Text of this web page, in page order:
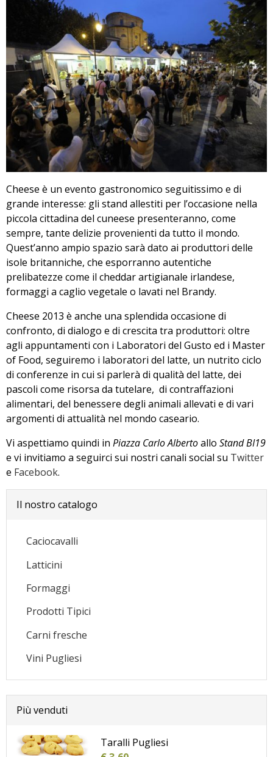
Cheese è un evento gastronomico seguitissimo e di
grande interesse: gli stand allestiti per l’occasione nella
piccola cittadina del cuneese presenteranno, come
sempre, tante delizie provenienti da tutto il mondo.
Quest’anno ampio spazio sarà dato ai produttori delle
isole britanniche, che esporranno autentiche
prelibatezze come il cheddar artigianale irlandese,
formaggi a caglio vegetale o lavati nel Brandy.
Cheese 2013 è anche una splendida occasione di
confronto, di dialogo e di crescita tra produttori: oltre
agli appuntamenti con i Laboratori del Gusto ed i Master
of Food, seguiremo i laboratori del latte, un nutrito ciclo
di conferenze in cui si parlerà di qualità del latte, dei
pascoli come risorsa da tutelare, di contraffazioni
alimentari, del benessere degli animali allevati e di vari
argomenti di attualità nel mondo caseario.
Vi aspettiamo quindi in Piazza Carlo Albertoallo Stand BI19
e vi invitiamo a seguirci sui nostri canali social su Twitter
e Facebook.
Il nostro catalogo
Caciocavalli
Latticini
Formaggi
Prodotti Tipici
Carni fresche
Vini Pugliesi
Più venduti
Taralli Pugliesi